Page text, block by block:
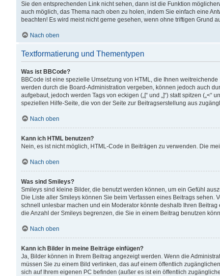
Sie den entsprechenden Link nicht sehen, dann ist die Funktion
auch möglich, das Thema nach oben zu holen, indem Sie einfach eine
beachten! Es wird meist nicht gerne gesehen, wenn ohne triftigen Grund
Nach oben
Textformatierung und Thementypen
Was ist BBCode?
BBCode ist eine spezielle Umsetzung von HTML, die Ihnen
werden durch die Board-Administration vergeben, können jedoch auch
aufgebaut, jedoch werden Tags von eckigen („[“ und „]“) statt spitzen
speziellen Hilfe-Seite, die von der Seite zur Beitragserstellung aus
Nach oben
Kann ich HTML benutzen?
Nein, es ist nicht möglich, HTML-Code in Beiträgen zu verwenden. Die
Nach oben
Was sind Smileys?
Smileys sind kleine Bilder, die benutzt werden können, um ein Gefühl
Die Liste aller Smileys können Sie beim Verfassen eines Beitrags
schnell unlesbar machen und ein Moderator könnte deshalb Ihren
die Anzahl der Smileys begrenzen, die Sie in einem Beitrag benutzen
Nach oben
Kann ich Bilder in meine Beiträge einfügen?
Ja, Bilder können in Ihrem Beitrag angezeigt werden. Wenn die
müssen Sie zu einem Bild verlinken, das auf einem öffentlich
sich auf Ihrem eigenen PC befinden (außer es ist ein öffentlich